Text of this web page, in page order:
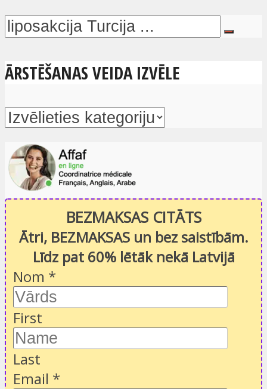
ĀRSTĒŠANAS VEIDA IZVĒLE
BEZMAKSAS CITĀTS
Ātri, BEZMAKSAS un bez saistībām.
Līdz pat 60% lētāk nekā Latvijā
Nom *
First
Last
Email *